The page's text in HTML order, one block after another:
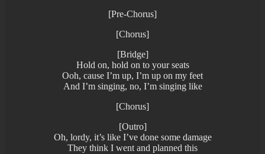
[Pre-Chorus]
[Chorus]
[Bridge]
Hold on, hold on to your seats
Ooh, cause I’m up, I’m up on my feet
And I’m singing, no, I’m singing like
[Chorus]
[Outro]
Oh, lordy, it’s like I’ve done some damage
They think I went and planned this